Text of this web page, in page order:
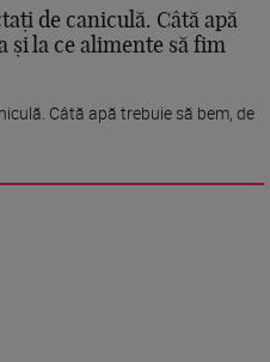
de caniculă. Câtă apă
și la ce alimente să fim
Câtă apă trebuie să bem, de